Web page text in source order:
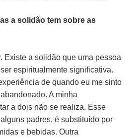
a solidão tem sobre as
Existe a solidão que uma pessoa
espiritualmente significativa.
de quando eu me sinto
A minha
a dois não se realiza. Esse
padres, é substituído por
e bebidas. Outra